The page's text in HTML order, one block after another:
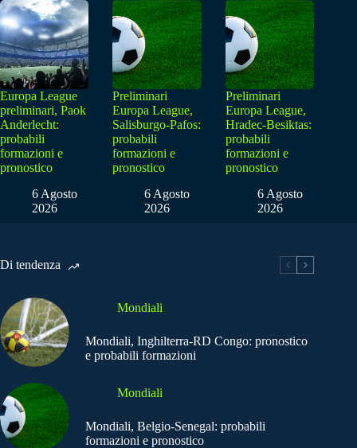
Europa League
preliminari, Paok
Anderlecht:
probabili
formazioni e
pronostico
6 Agosto
2026
Preliminari
Europa League,
Salisburgo-Pafos:
probabili
formazioni e
pronostico
6 Agosto
2026
Preliminari
Europa League,
Hradec-Besiktas:
probabili
formazioni e
pronostico
6 Agosto
2026
Di tendenza
Mondiali
Mondiali, Inghilterra-RD Congo: pronostico
e probabili formazioni
Mondiali
Mondiali, Belgio-Senegal: probabili
formazioni e pronostico